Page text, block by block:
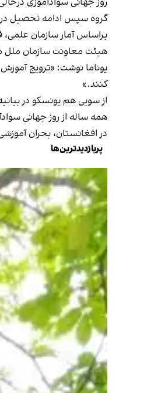
گروه سپس ادامه تحصیل در
براساس آمار سازمان علمی، فرهنگی و
هیئت معاونت سازمان ملل
یوناما نوشت: «ترویج
کنند.»
از سویی هم یونسکو در بیانیه‌ای اعلام کرد که در سال ۲۰۲۲ دست‌کم یک
همه ساله از روز جهانی
در افغانستان، بحران
پربازدیدترین‌ها